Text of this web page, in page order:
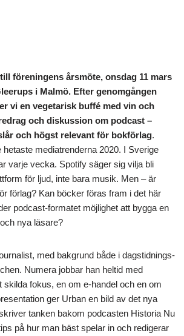
föreningens årsmöte, onsdag 11 mars
i Malmö. Efter genomgången
vi en vegetarisk buffé med vin och
och diskussion om podcast –
och högst relevant för bokförlag.
hetaste mediatrenderna 2020. I Sverige
varje vecka. Spotify säger sig vilja bli
för ljud, inte bara musik. Men – är
förlag? Kan böcker föras fram i det här
podcast-formatet möjlighet att bygga en
nya läsare?
med bakgrund både i dagstidnings-
Numera jobbar han heltid med
skilda fokus, en om e-handel och en om
ger Urban en bild av det nya
tanken bakom podcasten Historia Nu
på hur man bäst spelar in och redigerar